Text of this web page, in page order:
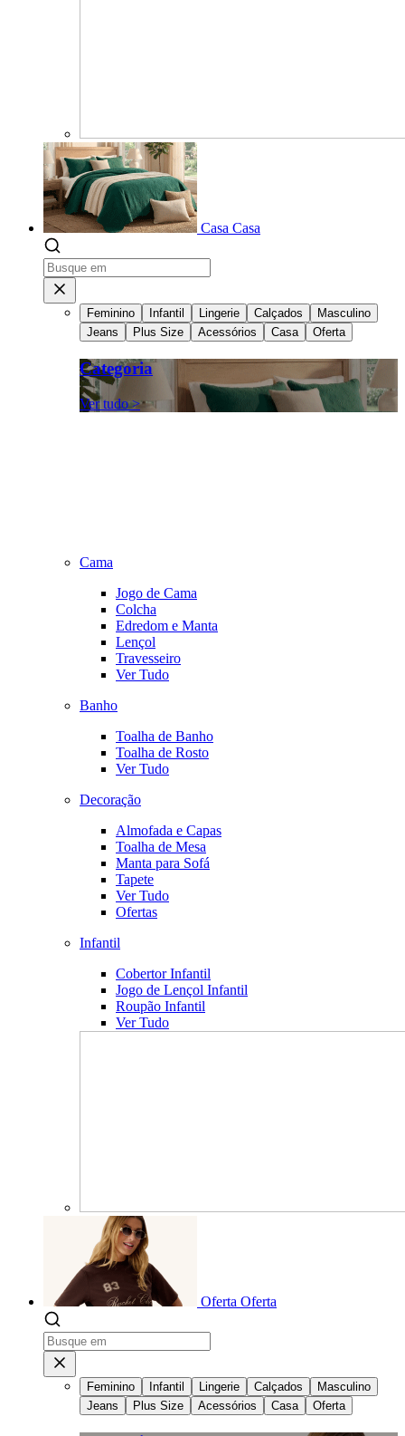
Casa Casa
Feminino Infantil Lingerie Calçados
Masculino
Jeans
Plus Size Acessórios Casa Oferta
Categoria
Ver tudo >
Cama
Jogo de Cama
Colcha
Edredom e Manta
Lençol
Travesseiro
Ver Tudo
Banho
Toalha de Banho
Toalha de Rosto
Ver Tudo
Decoração
Almofada e Capas
Toalha de Mesa
Manta para Sofá
Tapete
Ver Tudo
Ofertas
Infantil
Cobertor Infantil
Jogo de Lençol Infantil
Roupão Infantil
Ver Tudo
Oferta Oferta
Feminino Infantil Lingerie Calçados
Masculino
Jeans
Plus Size Acessórios Casa Oferta